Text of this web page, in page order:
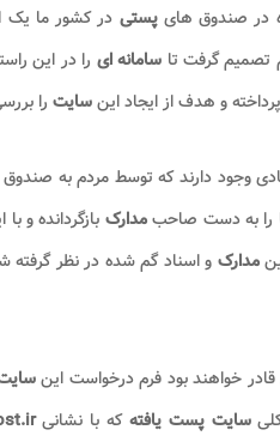
در صندوق هایپستی در کشور ما یک
تصمیم گرفت تا سامانه ای را در این
پرداخته و هدف از ایجاد اینسایت را
وجود دارند که توسط مردم به
را به دست صاحبمدارک بازگردانده و
مدارک و اسناد گم شده در نظر
قادر خواهند بود فرم درخواست این
سایت پست یافته که با نشانی